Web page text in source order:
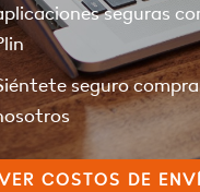
seguras
seguro
COSTOS DE